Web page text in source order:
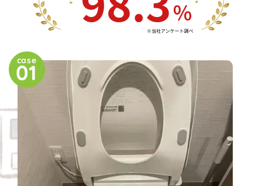
case
01